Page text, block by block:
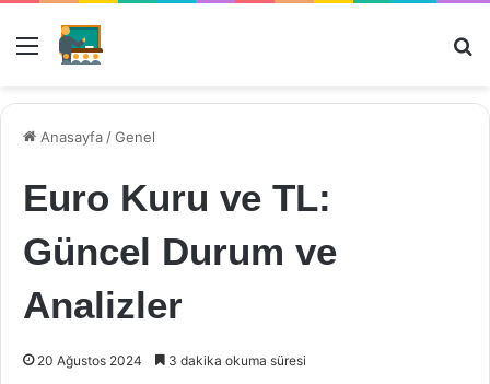
Menü
Anasayfa /Genel
Euro Kuru ve TL:
Güncel Durum ve
Analizler
20 Ağustos 2024 3 dakika okuma süresi